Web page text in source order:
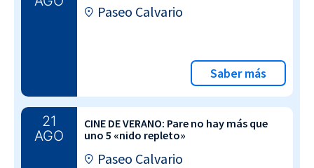
Paseo Calvario
Saber más
21
AGO
CINE DE VERANO: Pare no hay más que
uno 5 «nido repleto»
Paseo Calvario